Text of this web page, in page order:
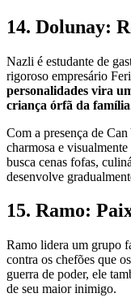
14. Dolunay:
Nazli é estudante de
rigoroso empresário
personalidades vira
criança órfã da
Com a presença de
charmosa e
busca cenas fofas,
desenvolve
15. Ramo:
Ramo lidera um grupo
contra os chefões que
guerra de poder, ele
de seu maior inimigo.